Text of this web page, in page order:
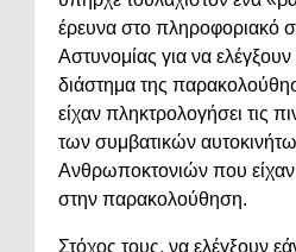
έρευνα στο πληροφοριακό
Αστυνομίας για να ελέγξουν
διάστημα της
είχαν πληκτρολογήσει τις
των συμβατικών
Ανθρωποκτονιών που είχαν
στην παρακολούθηση.
Στόχος τους, να ελέγξουν